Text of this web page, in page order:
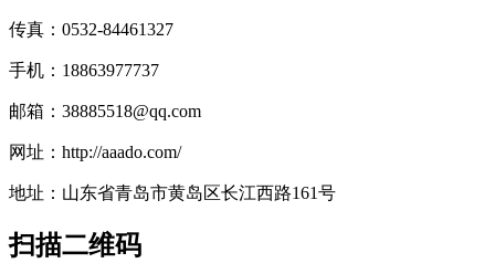
传真：0532-84461327
手机：18863977737
邮箱：38885518@qq.com
网址：http://aaado.com/
地址：山东省青岛市黄岛区长江西路161号
扫描二维码